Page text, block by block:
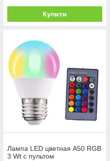
Купити
Лампа LED цветная A50 RGB
3 Wt с пультом